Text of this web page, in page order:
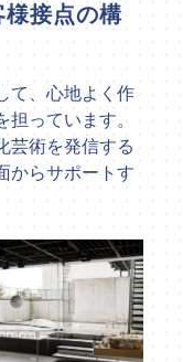
接点の構
て、心地よく作
っています。
芸術を発信する
からサポートす